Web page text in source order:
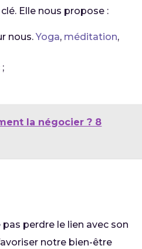
Elle nous propose :
nous.Yoga, méditation,
la négocier ? 8
perdre le lien avec son
notre bien-être